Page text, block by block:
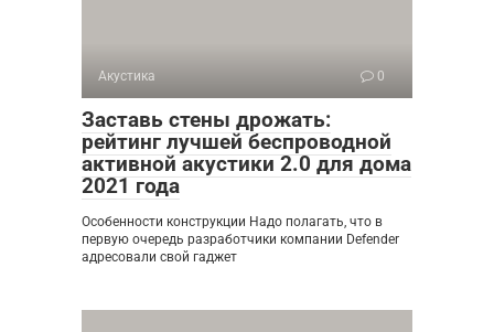
Акустика 0
Заставь стены дрожать:
рейтинг лучшей беспроводной
активной акустики 2.0 для дома
2021 года
Особенности конструкции Надо полагать, что в
первую очередь разработчики компании Defender
адресовали свой гаджет